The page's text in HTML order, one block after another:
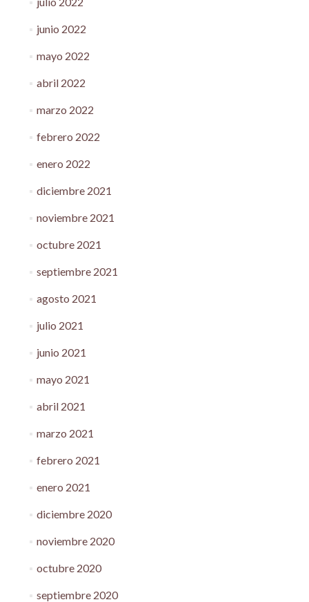
junio 2022
mayo 2022
abril 2022
marzo 2022
febrero 2022
enero 2022
diciembre 2021
noviembre 2021
octubre 2021
septiembre 2021
agosto 2021
julio 2021
junio 2021
mayo 2021
abril 2021
marzo 2021
febrero 2021
enero 2021
diciembre 2020
noviembre 2020
octubre 2020
septiembre 2020